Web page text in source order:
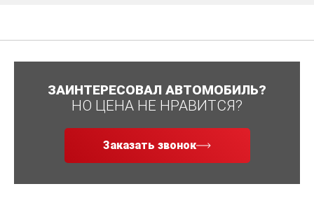
ЗАИНТЕРЕСОВАЛ АВТОМОБИЛЬ?
НО ЦЕНА НЕ НРАВИТСЯ?
Заказать звонок